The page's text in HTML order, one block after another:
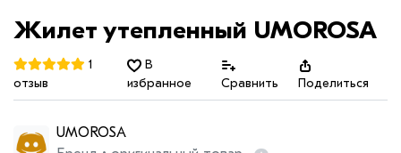
Жилет утепленный UMOROSA
1
отзыв
В
избранное
Сравнить Поделиться
UMOROSA